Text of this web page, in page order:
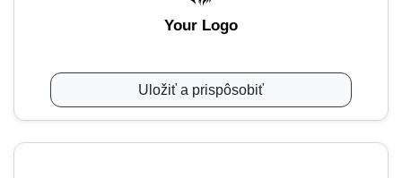
Your Logo
Uložiť a prispôsobiť